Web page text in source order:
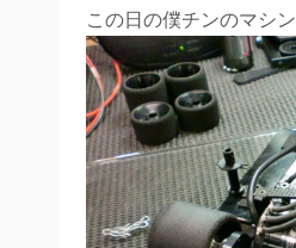
この日の僕チンのマシン